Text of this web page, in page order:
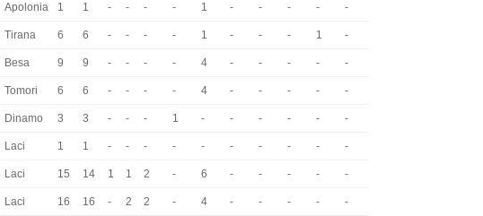
Apolonia 1 1 - - - - 1 - - - - -
Tirana 6 6 - - - - 1 - - - 1 -
Besa 9 9 - - - - 4 - - - - -
Tomori 6 6 - - - - 4 - - - - -
Dinamo 3 3 - - - 1 - - - - - -
Laci 1 1 - - - - - - - - - -
Laci 15 14 1 1 2 - 6 - - - - -
Laci 16 16 - 2 2 - 4 - - - -
-